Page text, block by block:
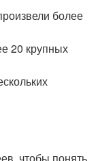
более
20 крупных